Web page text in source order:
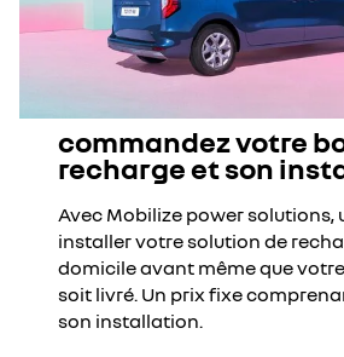
commandez votre
recharge et son
Avec Mobilize power solutions,
installer votre solution de
domicile avant même que
soit livré. Un prix fixe
son installation.